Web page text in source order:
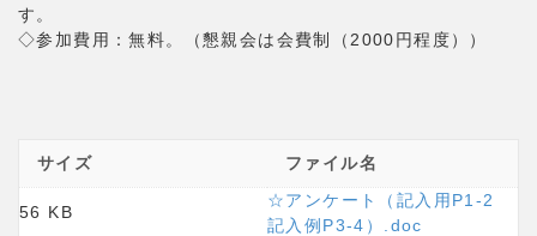
す。
◇参加費用：無料。（懇親会は会費制（2000円程度））
サイズ ファイル名
56 KB
☆アンケート（記入用P1-2
記入例P3-4）.doc